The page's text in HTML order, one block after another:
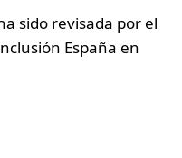
sido revisada por el
España en